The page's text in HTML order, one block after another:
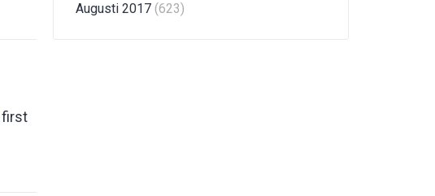
first
Augusti 2017 (623)